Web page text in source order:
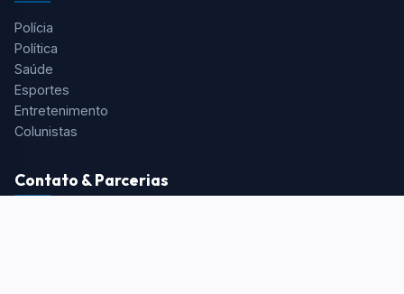
Polícia
Política
Saúde
Esportes
Entretenimento
Colunistas
Contato & Parcerias